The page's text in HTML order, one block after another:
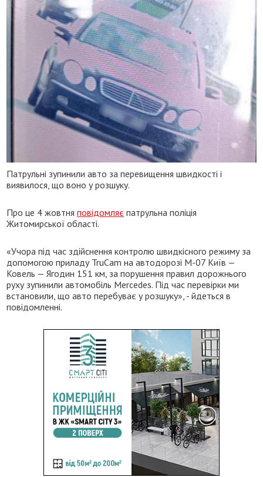
Патрульні зупинили авто за перевищення швидкості і
виявилося, що воно у розшуку.
Про це 4 жовтняповідомляє патрульна поліція
Житомирської області.
«Учора під час здійснення контролю швидкісного режиму за
допомогою приладу TruCam на автодорозі М-07 Київ —
Ковель — Ягодин 151 км, за порушення правил дорожнього
руху зупинили автомобіль Mercedes. Під час перевірки ми
встановили, що авто перебуває у розшуку», - йдеться в
повідомленні.